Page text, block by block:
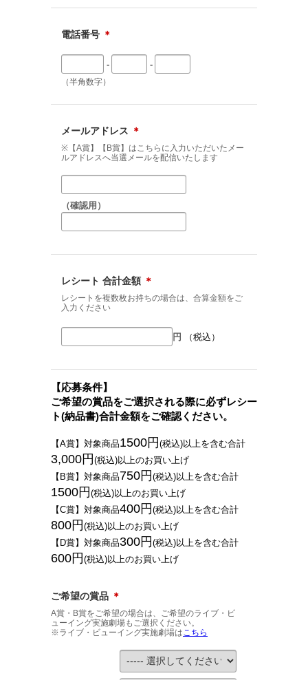
電話番号 ＊
- -
（半角数字）
メールアドレス ＊
※【A賞】【B賞】はこちらに入力いただいたメー
ルアドレスへ当選メールを配信いたします
（確認用）
レシート 合計金額 ＊
レシートを複数枚お持ちの場合は、合算金額をご
入力ください
円 （税込）
【応募条件】
ご希望の賞品をご選択される際に必ずレシー
ト(納品書)合計金額をご確認ください。
【A賞】対象商品1500円(税込)以上を含む合計
3,000円(税込)以上のお買い上げ
【B賞】対象商品750円(税込)以上を含む合計
1500円(税込)以上のお買い上げ
【C賞】対象商品400円(税込)以上を含む合計
800円(税込)以上のお買い上げ
【D賞】対象商品300円(税込)以上を含む合計
600円(税込)以上のお買い上げ
ご希望の賞品 ＊
A賞・B賞をご希望の場合は、ご希望のライブ・ビ
ューイング実施劇場もご選択ください。
※ライブ・ビューイング実施劇場は こちら